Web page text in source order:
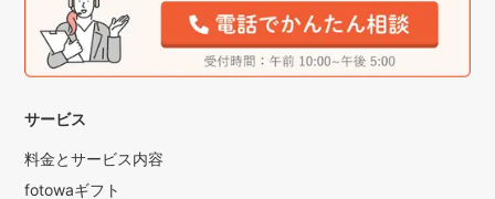
サービス
料金とサービス内容
fotowaギフト